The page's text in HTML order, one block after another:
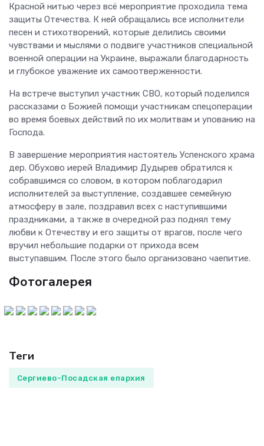
Красной нитью через всё мероприятие проходила тема
защиты Отечества. К ней обращались все исполнители
песен и стихотворений, которые делились своими
чувствами и мыслями о подвиге участников специальной
военной операции на Украине, выражали благодарность
и глубокое уважение их самоотверженности.
На встрече выступил участник СВО, который поделился
рассказами о Божией помощи участникам спецоперации
во время боевых действий по их молитвам и упованию на
Господа.
В завершение мероприятия настоятель Успенского храма
дер. Обухово иерей Владимир Дудырев обратился к
собравшимся со словом, в котором поблагодарил
исполнителей за выступление, создавшее семейную
атмосферу в зале, поздравил всех с наступившими
праздниками, а также в очередной раз поднял тему
любви к Отечеству и его защиты от врагов, после чего
вручил небольшие подарки от прихода всем
выступавшим. После этого было организовано чаепитие.
Фотогалерея
Теги
Сергиево-Посадская епархия